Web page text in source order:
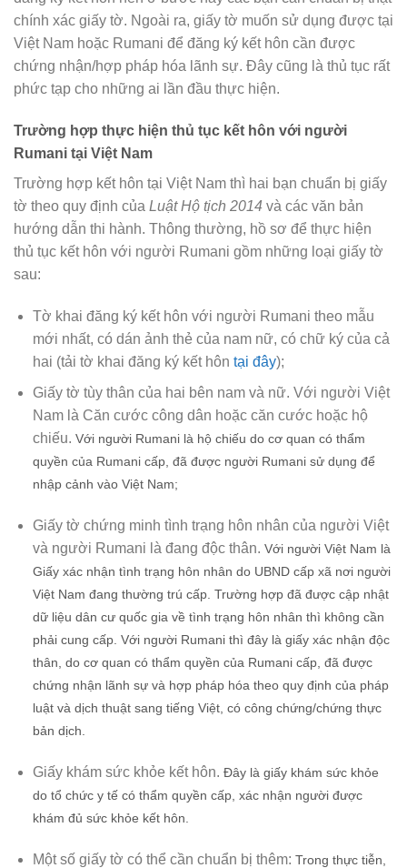
chính xác giấy tờ. Ngoài ra, giấy tờ muốn sử dụng được tại
Việt Nam hoặc Rumani để đăng ký kết hôn cần được
chứng nhận/hợp pháp hóa lãnh sự. Đây cũng là thủ tục rất
phức tạp cho những ai lần đầu thực hiện.
Trường hợp thực hiện thủ tục kết hôn với người
Rumani tại Việt Nam
Trường hợp kết hôn tại Việt Nam thì hai bạn chuẩn bị giấy
tờ theo quy định của Luật Hộ tịch 2014 và các văn bản
hướng dẫn thi hành. Thông thường, hồ sơ để thực hiện
thủ tục kết hôn với người Rumani gồm những loại giấy tờ
sau:
Tờ khai đăng ký kết hôn với người Rumani theo mẫu
mới nhất, có dán ảnh thẻ của nam nữ, có chữ ký của cả
hai (tải tờ khai đăng ký kết hôn tại đây);
Giấy tờ tùy thân của hai bên nam và nữ. Với người Việt
Nam là Căn cước công dân hoặc căn cước hoặc hộ
chiếu. Với người Rumani là hộ chiếu do cơ quan có thẩm
quyền của Rumani cấp, đã được người Rumani sử dụng để
nhập cảnh vào Việt Nam;
Giấy tờ chứng minh tình trạng hôn nhân của người Việt
và người Rumani là đang độc thân. Với người Việt Nam là
Giấy xác nhận tình trạng hôn nhân do UBND cấp xã nơi người
Việt Nam đang thường trú cấp. Trường hợp đã được cập nhật
dữ liệu dân cư quốc gia về tình trạng hôn nhân thì không cần
phải cung cấp. Với người Rumani thì đây là giấy xác nhận độc
thân, do cơ quan có thẩm quyền của Rumani cấp, đã được
chứng nhận lãnh sự và hợp pháp hóa theo quy định của pháp
luật và dịch thuật sang tiếng Việt, có công chứng/chứng thực
bản dịch.
Giấy khám sức khỏe kết hôn. Đây là giấy khám sức khỏe
do tổ chức y tế có thẩm quyền cấp, xác nhận người được
khám đủ sức khỏe kết hôn.
Một số giấy tờ có thể cần chuẩn bị thêm: Trong thực tiễn,